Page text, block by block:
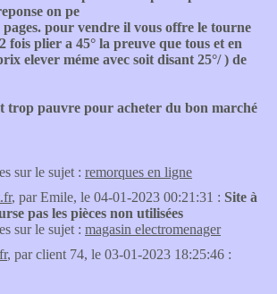
on pe
pages. pour vendre il vous offre le tourne
fois plier a 45° la preuve que tous et en
elever méme avec soit disant 25°/ ) de
trop pauvre pour acheter du bon marché
sur le sujet : remorques en ligne
, par Emile, le 04-01-2023 00:21:31 : Site à
pas les pièces non utilisées
sur le sujet : magasin electromenager
, par client 74, le 03-01-2023 18:25:46 :